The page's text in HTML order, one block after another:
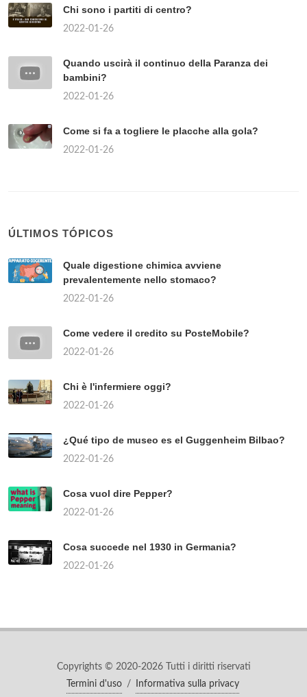
Chi sono i partiti di centro?
2022-01-26
Quando uscirà il continuo della Paranza dei
bambini?
2022-01-26
Come si fa a togliere le placche alla gola?
2022-01-26
ÚLTIMOS TÓPICOS
Quale digestione chimica avviene
prevalentemente nello stomaco?
2022-01-26
Come vedere il credito su PosteMobile?
2022-01-26
Chi è l'infermiere oggi?
2022-01-26
¿Qué tipo de museo es el Guggenheim Bilbao?
2022-01-26
Cosa vuol dire Pepper?
2022-01-26
Cosa succede nel 1930 in Germania?
2022-01-26
Copyrights © 2020-2026 Tutti i diritti riservati
Termini d'uso
/ Informativa sulla privacy